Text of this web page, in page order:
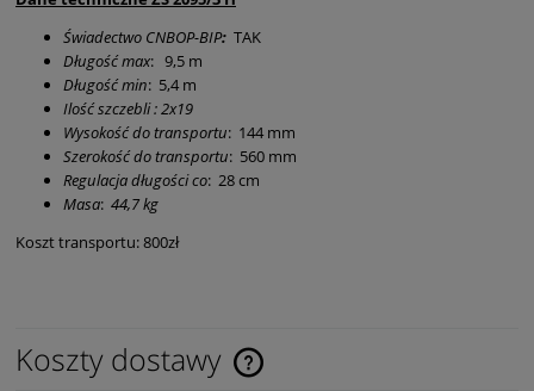
Świadectwo CNBOP-BIP: TAK
Długość max: 9,5 m
Długość min: 5,4 m
Ilość szczebli : 2x19
Wysokość do transportu: 144 mm
Szerokość do transportu: 560 mm
Regulacja długości co: 28 cm
Masa: 44,7 kg
Koszt transportu: 800zł
Koszty dostawy
Cena nie zawiera ewentualnych kosztów płatności